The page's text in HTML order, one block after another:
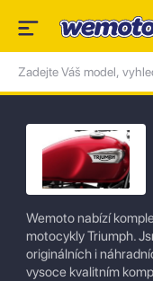
Wemoto nabízí
motocykly Triumph.
originálních i
vysoce kvalitním